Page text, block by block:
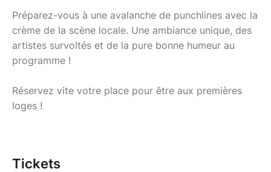
Préparez-vous à une avalanche de punchlines avec la
crème de la scène locale. Une ambiance unique, des
artistes survoltés et de la pure bonne humeur au
programme !
Réservez vite votre place pour être aux premières
loges !
Tickets